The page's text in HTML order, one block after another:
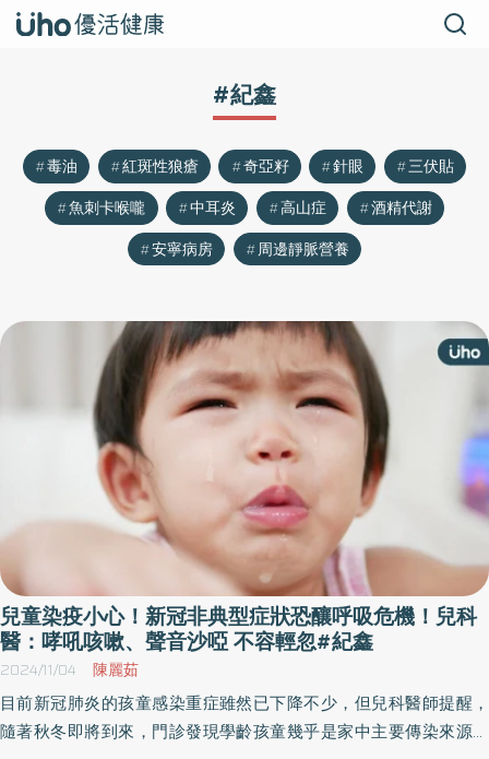
#紀鑫
毒油 紅斑性狼瘡 奇亞籽 針眼
三伏貼
魚刺卡喉嚨
中耳炎 高山症
酒精代謝
安寧病房
周邊靜脈營養
兒童染疫小心！新冠非典型症狀恐釀呼吸危機！兒科
醫：哮吼咳嗽、聲音沙啞 不容輕忽#紀鑫
2024/11/04 陳麗茹
目前新冠肺炎的孩童感染重症雖然已下降不少，但兒科醫師提醒，
隨著秋冬即將到來，門診發現學齡孩童幾乎是家中主要傳染來源，